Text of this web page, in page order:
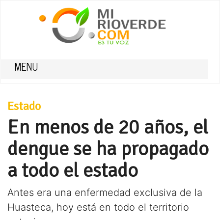
MENU
Estado
En menos de 20 años, el
dengue se ha propagado
a todo el estado
Antes era una enfermedad exclusiva de la
Huasteca, hoy está en todo el territorio